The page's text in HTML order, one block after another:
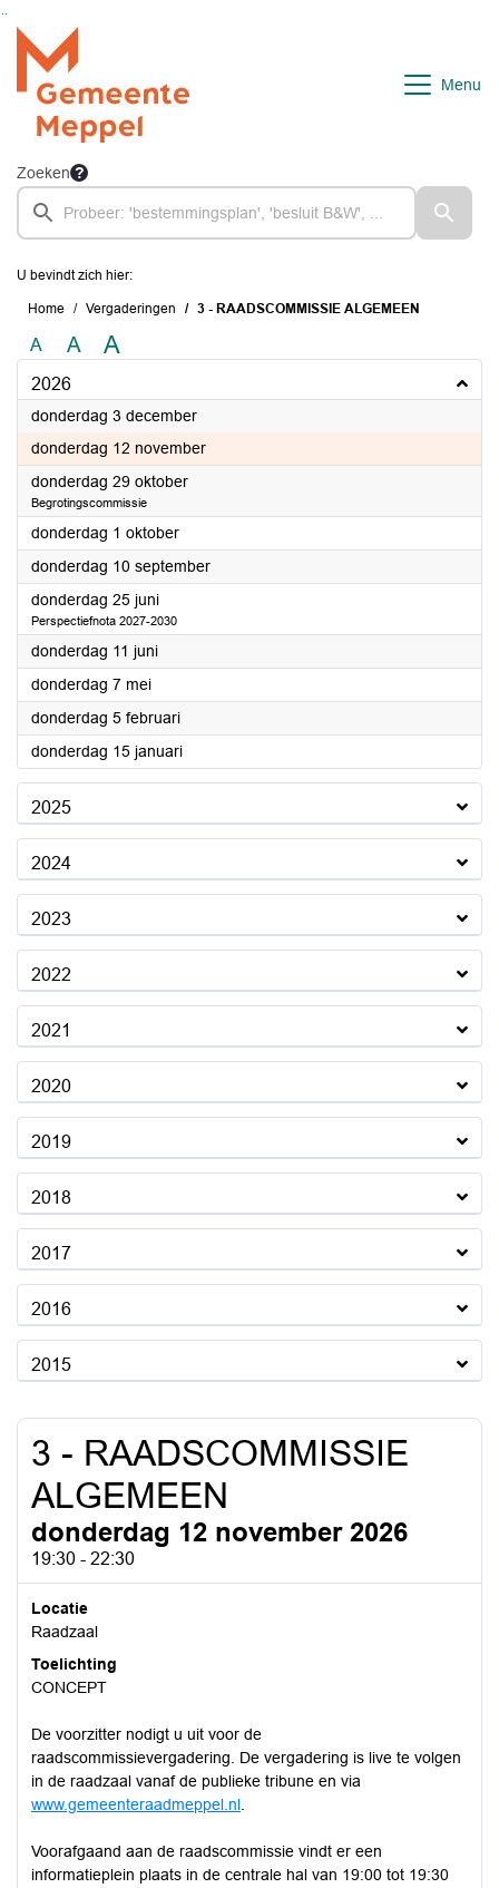
Ga naar de inhoud van deze pagina
Ga naar het zoeken
Ga naar het menu
Menu
Zoeken
U bevindt zich hier:
Home Vergaderingen 3 - RAADSCOMMISSIE ALGEMEEN
A A A
2026
donderdag 3 december2026
donderdag 12 november2026
donderdag 29 oktober2026
Begrotingscommissie
donderdag 1 oktober2026
donderdag 10 september2026
donderdag 25 juni2026
Perspectiefnota 2027-2030
donderdag 11 juni2026
donderdag 7 mei2026
donderdag 5 februari2026
donderdag 15 januari2026
2025
2024
2023
2022
2021
2020
2019
2018
2017
2016
2015
3 - RAADSCOMMISSIE
ALGEMEEN
donderdag 12 november 2026
19:30 - 22:30
Locatie
Raadzaal
Toelichting
CONCEPT
De voorzitter nodigt u uit voor de
raadscommissievergadering. De vergadering is live te volgen
in de raadzaal vanaf de publieke tribune en via
www.gemeenteraadmeppel.nl
Voorafgaand aan de raadscommissie vindt er een
informatieplein plaats in de centrale hal van 19:00 tot 19:30